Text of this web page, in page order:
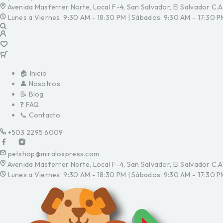
Avenida Masferrer Norte, Local F-4, San Salvador, El Salvador
Lunes a Viernes: 9:30 AM - 18:30 PM | Sábados: 9:30 AM - 17:30
🏠 Inicio
👤 Nosotros
📝 Blog
❓ FAQ
📞 Contacto
+503 2295 6009
petshop@miraloxpress.com
Avenida Masferrer Norte, Local F-4, San Salvador, El Salvador
Lunes a Viernes: 9:30 AM - 18:30 PM | Sábados: 9:30 AM - 17:30